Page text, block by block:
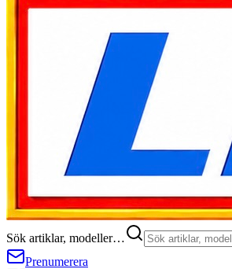
Sök artiklar, modeller…
Prenumerera